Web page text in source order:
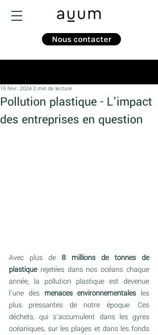
Nous contacter
Pollution plastique - L'impact
des entreprises en question
15 févr. 2024 2 min de lecture
Avec plus de 8 millions de tonnes de
plastique rejetées dans nos océans chaque
année, la pollution plastique est devenue
l'une des menaces environnementales les
plus pressantes de notre époque. Ces
déchets, qui s'accumulent dans les gyres
océaniques, sur les plages et dans les fonds